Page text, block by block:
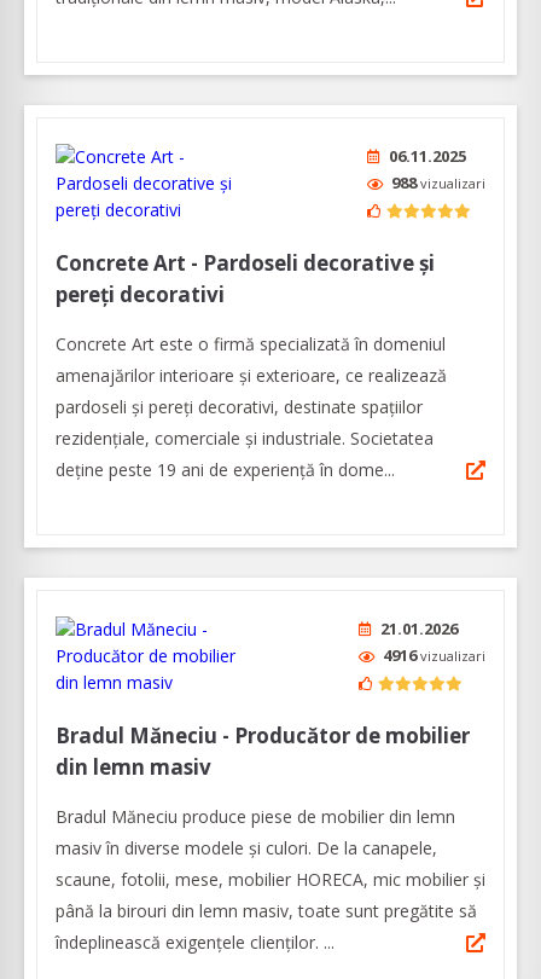
06.11.2025
988vizualizari
Concrete Art - Pardoseli decorative și
pereți decorativi
Concrete Art este o firmă specializată în domeniul
amenajărilor interioare şi exterioare, ce realizează
pardoseli și pereți decorativi, destinate spațiilor
rezidențiale, comerciale și industriale. Societatea
deţine peste 19 ani de experienţă în dome...
21.01.2026
4916vizualizari
Bradul Măneciu - Producător de mobilier
din lemn masiv
Bradul Măneciu produce piese de mobilier din lemn
masiv în diverse modele și culori. De la canapele,
scaune, fotolii, mese, mobilier HORECA, mic mobilier și
până la birouri din lemn masiv, toate sunt pregătite să
îndeplinească exigenţele clienților. ...